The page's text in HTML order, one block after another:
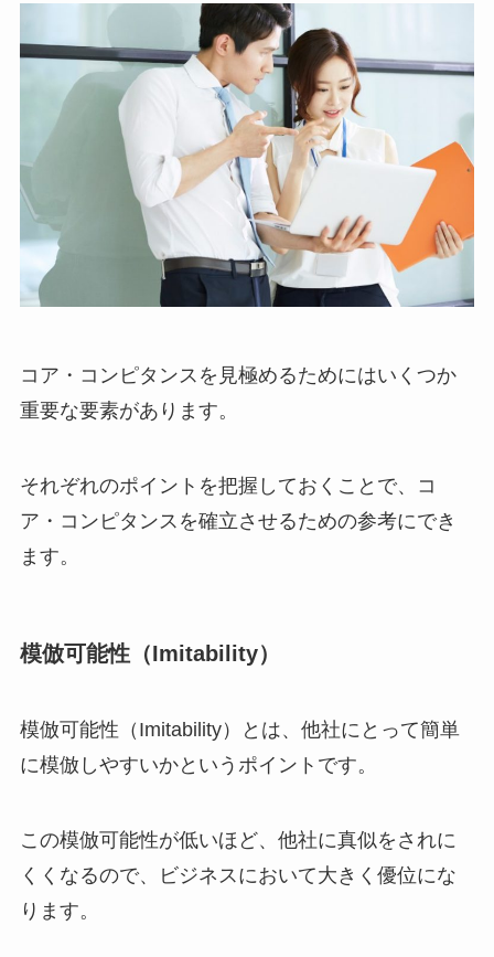
コア・コンピタンスを見極めるためにはいくつか
重要な要素があります。
それぞれのポイントを把握しておくことで、コ
ア・コンピタンスを確立させるための参考にでき
ます。
模倣可能性（Imitability）
模倣可能性（Imitability）とは、他社にとって簡単
に模倣しやすいかというポイントです。
この模倣可能性が低いほど、他社に真似をされに
くくなるので、ビジネスにおいて大きく優位にな
ります。